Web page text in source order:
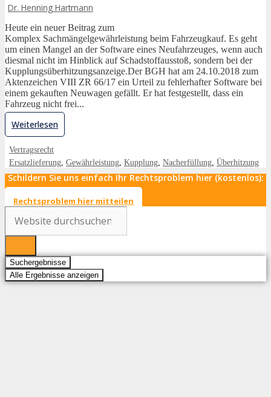
Dr. Henning Hartmann
Heute ein neuer Beitrag zum
Komplex Sachmängelgewährleistung beim Fahrzeugkauf. Es geht
um einen Mangel an der Software eines Neufahrzeuges, wenn auch
diesmal nicht im Hinblick auf Schadstoffausstoß, sondern bei der
Kupplungsüberhitzungsanzeige.Der BGH hat am 24.10.2018 zum
Aktenzeichen VIII ZR 66/17 ein Urteil zu fehlerhafter Software bei
einem gekauften Neuwagen gefällt. Er hat festgestellt, dass ein
Fahrzeug nicht frei...
Weiterlesen
Vertragsrecht
Ersatzlieferung, Gewährleistung, Kupplung, Nacherfüllung, Überhitzung
Schildern Sie uns einfach Ihr Rechtsproblem hier (kostenlos):
Rechtsproblem hier mitteilen
Suchergebnisse
Alle Ergebnisse anzeigen